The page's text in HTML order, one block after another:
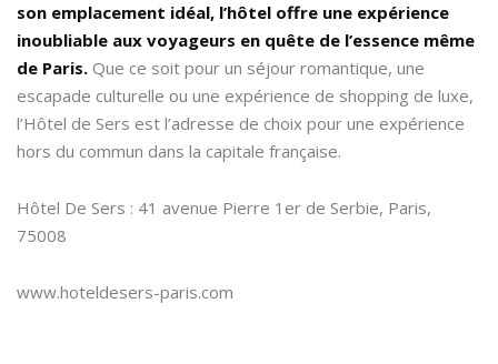
son emplacement idéal, l’hôtel offre une expérience
inoubliable aux voyageurs en quête de l’essence même
de Paris. Que ce soit pour un séjour romantique, une
escapade culturelle ou une expérience de shopping de luxe,
l’Hôtel de Sers est l’adresse de choix pour une expérience
hors du commun dans la capitale française.
Hôtel De Sers : 41 avenue Pierre 1er de Serbie, Paris,
75008
www.hoteldesers-paris.com